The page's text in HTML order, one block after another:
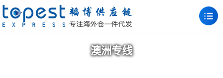
澳洲专线